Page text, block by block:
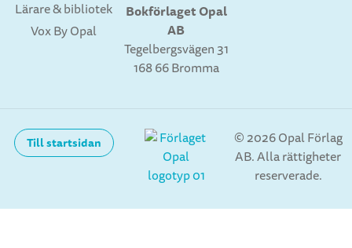
Lärare & bibliotek
Vox By Opal
Bokförlaget Opal
AB
Tegelbergsvägen 31
168 66 Bromma
Till startsidan
© 2026 Opal Förlag
AB. Alla rättigheter
reserverade.